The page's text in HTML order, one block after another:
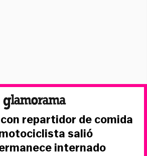
repartidor de comida
salió
internado